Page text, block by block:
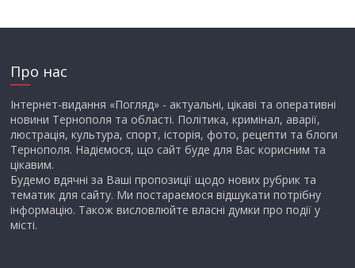
Про нас
Інтернет-видання «Погляд» - актуальні, цікаві та оперативні
новини Тернополя та області. Політика, кримінал, аварії,
люстрація, культура, спорт, історія, фото, рецепти та блоги
Тернополя. Надіємося, що сайт буде для Вас корисним та
цікавим.
Будемо вдячні за Ваші пропозиції щодо нових рубрик та
тематик для сайту. Ми постараємося відшукати потрібну
інформацію. Також висловлюйте власні думки про події у
місті.